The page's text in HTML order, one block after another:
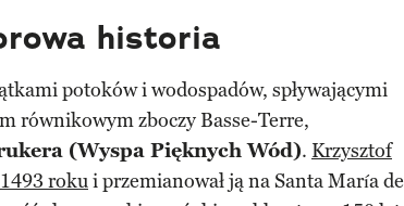
historia
potoków i wodospadów, spływającymi
równikowym zboczy Basse-Terre,
(Wyspa Pięknych Wód). Krzysztof
rokui przemianował ją na Santa María de